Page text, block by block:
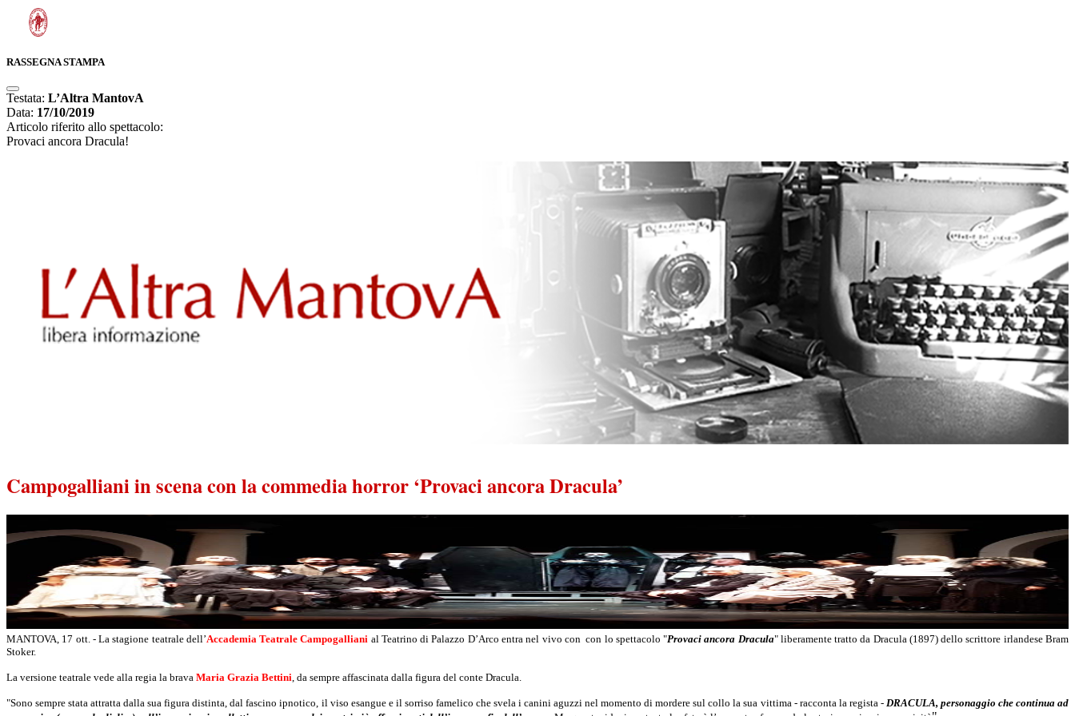
RASSEGNA STAMPA
Testata: L’Altra MantovA
Data: 17/10/2019
Articolo riferito allo spettacolo:
Provaci ancora Dracula!
Campogalliani in scena con la commedia horror ‘Provaci ancora Dracula’
MANTOVA, 17 ott. - La stagione teatrale dell’Accademia Teatrale Campogalliani al Teatrino di Palazzo D’Arco entra nel vivo con con lo spettacolo "Provaci ancora Dracula" liberamente tratto da Dracula (1897) dello scrittore irlandese Bram
Stoker.
La versione teatrale vede alla regia la brava Maria Grazia Bettini, da sempre affascinata dalla figura del conte Dracula.
"Sono sempre stata attratta dalla sua figura distinta, dal fascino ipnotico, il viso esangue e il sorriso famelico che svela i canini aguzzi nel momento di mordere sul collo la sua vittima - racconta la regista - DRACULA, personaggio che continua ad